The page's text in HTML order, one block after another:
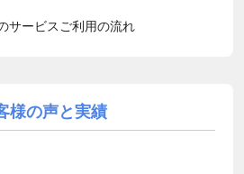
サービスご利用の流れ
様の声と実績